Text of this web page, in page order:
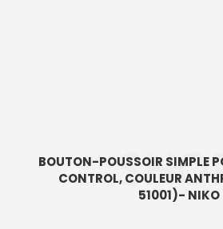
BOUTON-POUSSOIR SIMPLE
CONTROL, COULEUR
51001)- NIKO